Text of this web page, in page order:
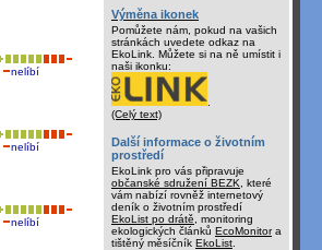
nelíbí
nelíbí
nelíbí
Výměna ikonek
Pomůžete nám, pokud na vašich
stránkách uvedete odkaz na
EkoLink. Můžete si na ně umístit i
naši ikonku:
(Celý text)
Další informace o životním
prostředí
EkoLink pro vás připravuje
občanské sdružení BEZK , které
vám nabízí rovněž internetový
deník o životním prostředí
EkoList po drátě , monitoring
ekologických článků EcoMonitora
tištěný měsíčník EkoList